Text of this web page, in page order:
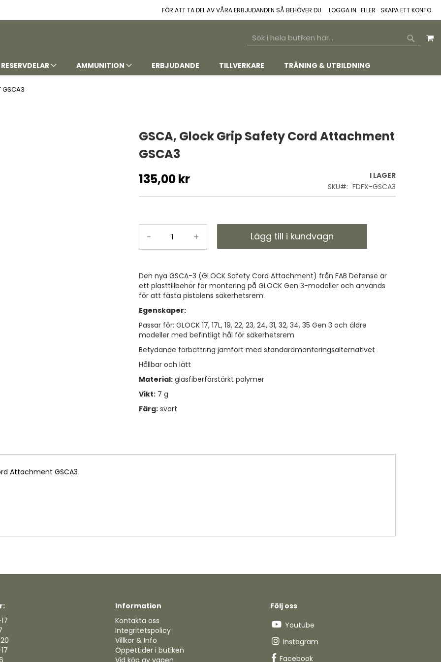
FÖR ATT TA DEL AV VÅRA ERBJUDANDEN SÅ BEHÖVER DU LOGGA IN SKAPA ETT KONTO
SEARCH
RESERVDELAR AMMUNITION ERBJUDANDE TILLVERKARE TRÄNING & UTBILDNING
GSCA3
GSCA, Glock Grip Safety Cord Attachment
GSCA3
135,00 kr
I LAGER
SKU
FDFX-GSCA3
- + Lägg till i kundvagn
Den nya GSCA-3 (GLOCK Safety Cord Attachment) från FAB Defense är
ett plasttillbehör för montering på GLOCK Gen 3-modeller och används
för att fästa pistolens säkerhetsrem.
Egenskaper:
Passar för: GLOCK 17, 17L, 19, 22, 23, 24, 31, 32, 34, 35 Gen 3 och äldre
modeller med befintligt hål för säkerhetsrem
Betydande förbättring jämfört med standardmonteringsalternativet
Hållbar och lätt
Material: glasfiberförstärkt polymer
Vikt: 7 g
Färg: svart
Attachment GSCA3
Information
Kontakta oss
Integritetspolicy
Villkor & Info
Öppettider i butiken
Vid köp av vapen
Följ oss
Youtube
Instagram
Facebook